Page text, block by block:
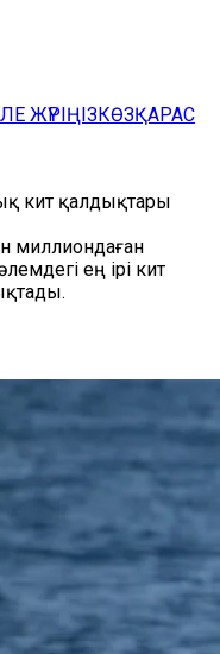
ЖҮРІҢІЗКӨЗҚАРАС
кит қалдықтары
миллиондаған
ең ірі кит